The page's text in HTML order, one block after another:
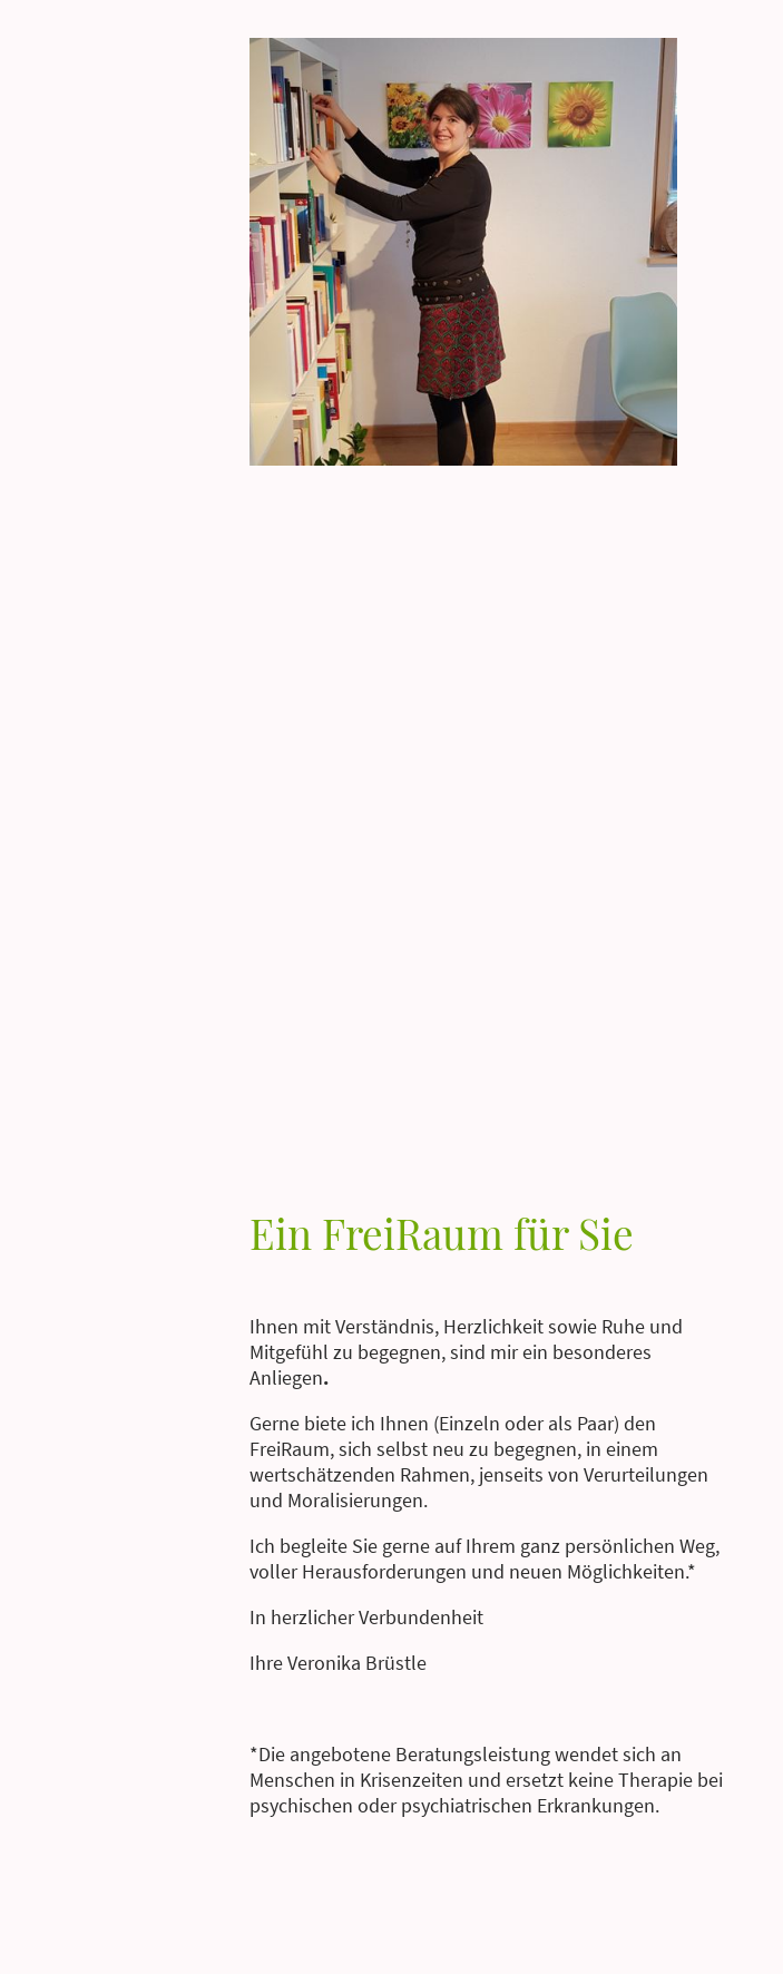
Ein FreiRaum für Sie
Ihnen mit Verständnis, Herzlichkeit sowie Ruhe und
Mitgefühl zu begegnen, sind mir ein besonderes
Anliegen.
Gerne biete ich Ihnen (Einzeln oder als Paar) den
FreiRaum, sich selbst neu zu begegnen, in einem
wertschätzenden Rahmen, jenseits von Verurteilungen
und Moralisierungen.
Ich begleite Sie gerne auf Ihrem ganz persönlichen Weg,
voller Herausforderungen und neuen Möglichkeiten.*
In herzlicher Verbundenheit
Ihre Veronika Brüstle
*Die angebotene Beratungsleistung wendet sich an
Menschen in Krisenzeiten und ersetzt keine Therapie bei
psychischen oder psychiatrischen Erkrankungen.